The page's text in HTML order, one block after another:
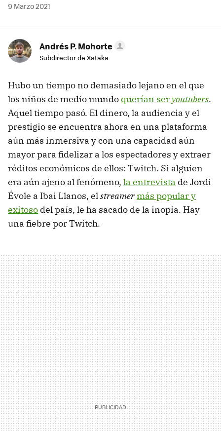
9 Marzo 2021
Andrés P. Mohorte
Subdirector de Xataka
Hubo un tiempo no demasiado lejano en el que
los niños de medio mundo querían ser youtubers.
Aquel tiempo pasó. El dinero, la audiencia y el
prestigio se encuentra ahora en una plataforma
aún más inmersiva y con una capacidad aún
mayor para fidelizar a los espectadores y extraer
réditos económicos de ellos: Twitch. Si alguien
era aún ajeno al fenómeno, la entrevista de Jordi
Évole a Ibai Llanos, elstreamermás popular y
exitoso del país, le ha sacado de la inopia. Hay
una fiebre por Twitch.